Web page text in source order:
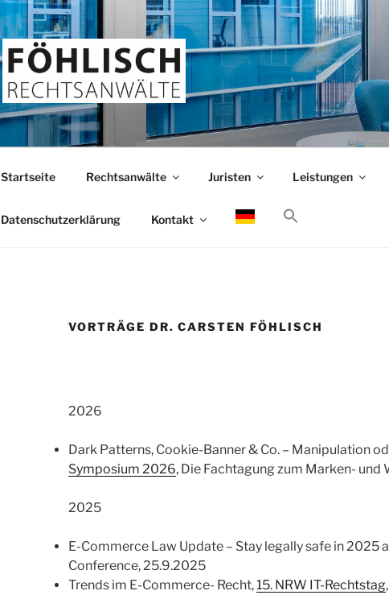
FÖHLISCH
Rechtsanwälte
Startseite Rechtsanwälte Juristen Leistungen
Datenschutzerklärung Kontakt
VORTRÄGE DR. CARSTEN FÖHLISCH
2026
Dark Patterns, Cookie-Banner & Co. – Manipulation
Symposium 2026, Die Fachtagung zum Marken-
2025
E-Commerce Law Update – Stay legally safe in 2025
Conference, 25.9.2025
Trends im E-Commerce- Recht,15. NRW IT-Rechtstag